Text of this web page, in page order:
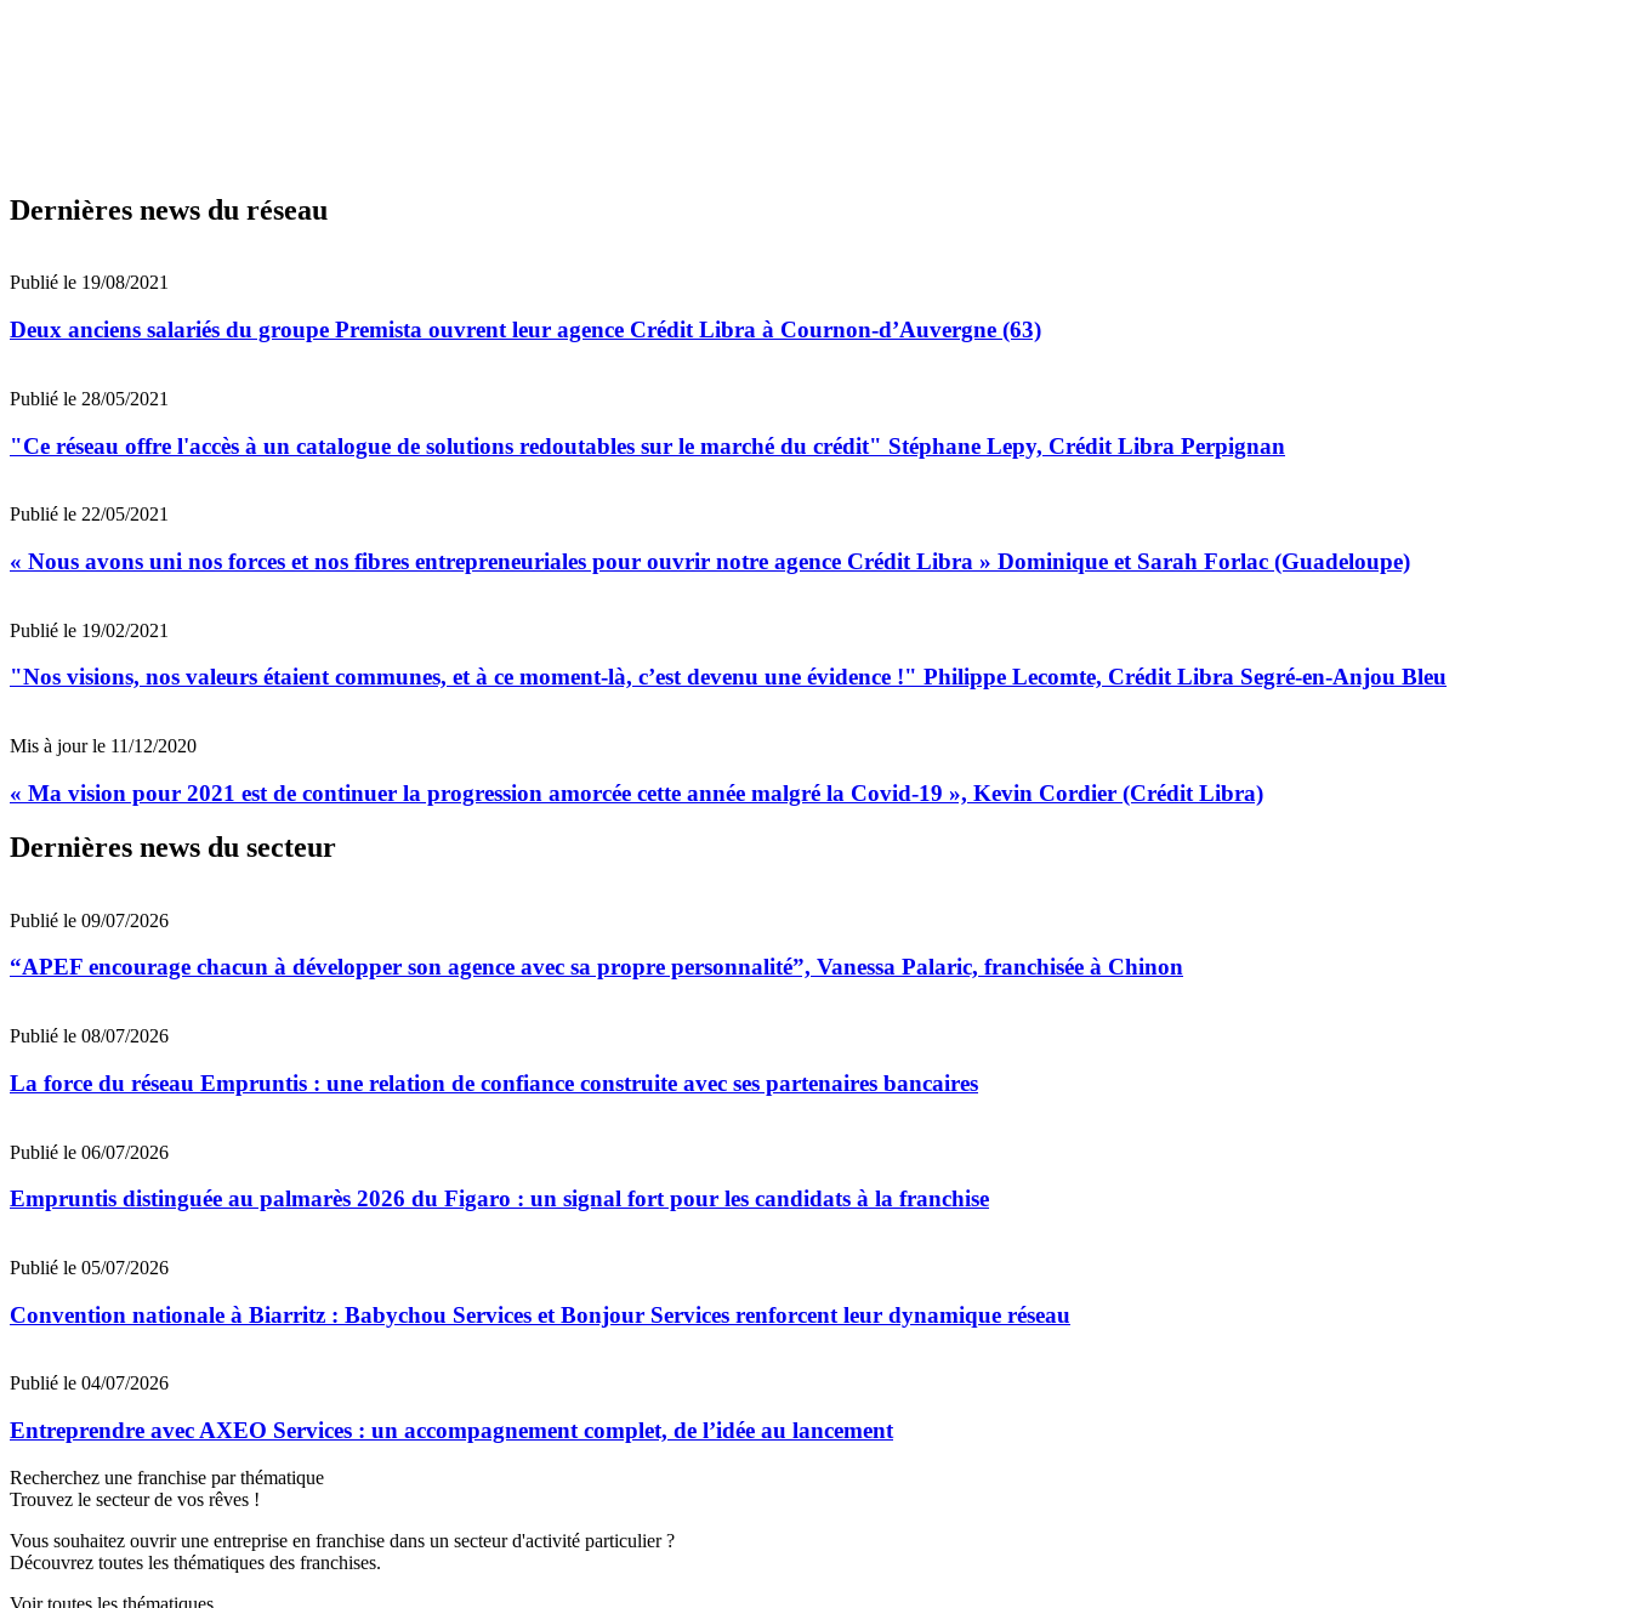
Dernières news du réseau
Publié le 19/08/2021
Deux anciens salariés du groupe Premista ouvrent leur agence Crédit Libra à Cournon-d’Auvergne (63)
Publié le 28/05/2021
"Ce réseau offre l'accès à un catalogue de solutions redoutables sur le marché du crédit" Stéphane Lepy, Crédit Libra Perpignan
Publié le 22/05/2021
« Nous avons uni nos forces et nos fibres entrepreneuriales pour ouvrir notre agence Crédit Libra » Dominique et Sarah Forlac (Guadeloupe)
Publié le 19/02/2021
"Nos visions, nos valeurs étaient communes, et à ce moment-là, c’est devenu une évidence !" Philippe Lecomte, Crédit Libra Segré-en-Anjou Bleu
Mis à jour le 11/12/2020
« Ma vision pour 2021 est de continuer la progression amorcée cette année malgré la Covid-19 », Kevin Cordier (Crédit Libra)
Dernières news du secteur
Publié le 09/07/2026
“APEF encourage chacun à développer son agence avec sa propre personnalité”, Vanessa Palaric, franchisée à Chinon
Publié le 08/07/2026
La force du réseau Empruntis : une relation de confiance construite avec ses partenaires bancaires
Publié le 06/07/2026
Empruntis distinguée au palmarès 2026 du Figaro : un signal fort pour les candidats à la franchise
Publié le 05/07/2026
Convention nationale à Biarritz : Babychou Services et Bonjour Services renforcent leur dynamique réseau
Publié le 04/07/2026
Entreprendre avec AXEO Services : un accompagnement complet, de l’idée au lancement
Recherchez une franchise par thématique
Trouvez le secteur de vos rêves !
Vous souhaitez ouvrir une entreprise en franchise dans un secteur d'activité particulier ?
Découvrez toutes les thématiques des franchises.
Voir toutes les thématiques